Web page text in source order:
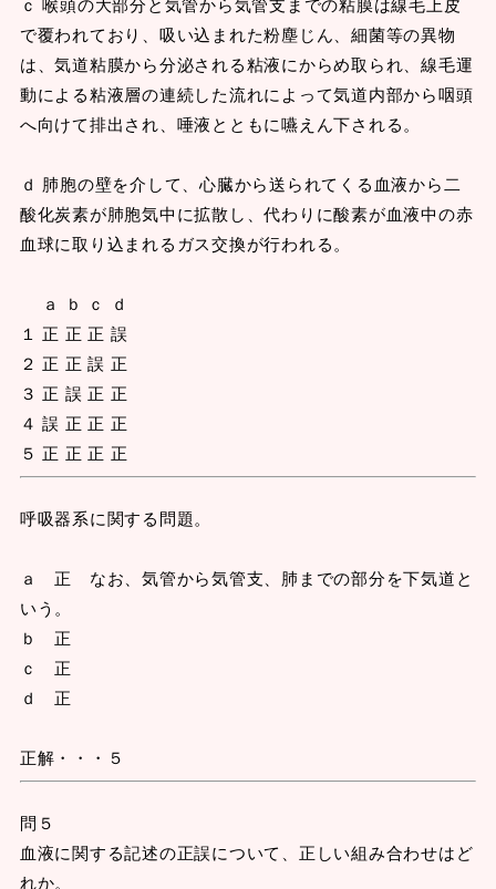
で覆われており、吸い込まれた粉塵じん、細菌等の異物
は、気道粘膜から分泌される粘液にからめ取られ、線毛運
動による粘液層の連続した流れによって気道内部から咽頭
へ向けて排出され、唾液とともに嚥えん下される。
ｄ 肺胞の壁を介して、心臓から送られてくる血液から二
酸化炭素が肺胞気中に拡散し、代わりに酸素が血液中の赤
血球に取り込まれるガス交換が行われる。
ａ ｂ ｃ ｄ
１ 正 正 正 誤
２ 正 正 誤 正
３ 正 誤 正 正
４ 誤 正 正 正
５ 正 正 正 正
呼吸器系に関する問題。
ａ 正 なお、気管から気管支、肺までの部分を下気道と
いう。
ｂ 正
ｃ 正
ｄ 正
正解・・・５
問５
血液に関する記述の正誤について、正しい組み合わせはど
れか。